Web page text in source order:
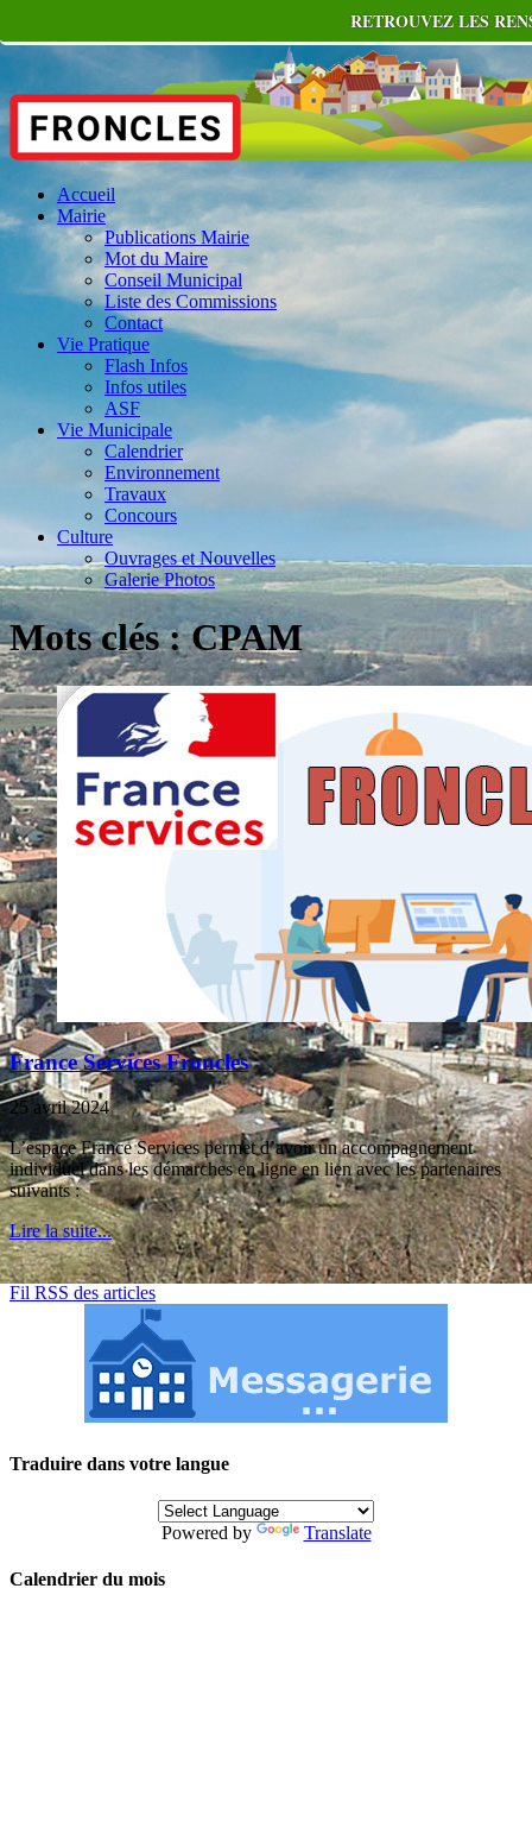
Accueil
Mairie
Publications Mairie
Mot du Maire
Conseil Municipal
Liste des Commissions
Contact
Vie Pratique
Flash Infos
Infos utiles
ASF
Vie Municipale
Calendrier
Environnement
Travaux
Concours
Culture
Ouvrages et Nouvelles
Galerie Photos
Mots clés : CPAM
France Services Froncles
25 avril 2024
L’espace France Services permet d’avoir un accompagnement
individuel dans les démarches en ligne en lien avec les partenaires
suivants :
Lire la suite...
Fil RSS des articles
Traduire dans votre langue
Powered by Translate
Calendrier du mois
RETROUVEZ LES